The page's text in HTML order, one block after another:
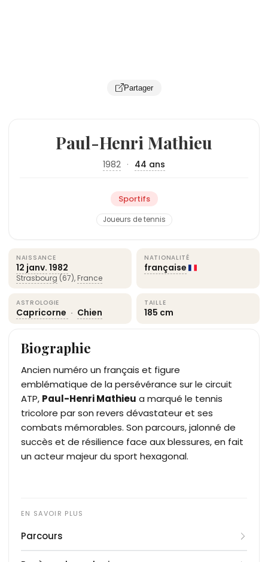
Partager
Paul-Henri Mathieu
1982 · 44 ans
Sportifs
Joueurs de tennis
NAISSANCE
12 janv. 1982
Strasbourg (67), France
NATIONALITÉ
française
ASTROLOGIE
Capricorne · Chien
TAILLE
185 cm
Biographie
Ancien numéro un français et figure
emblématique de la persévérance sur le circuit
ATP, Paul-Henri Mathieu a marqué le tennis
tricolore par son revers dévastateur et ses
combats mémorables. Son parcours, jalonné de
succès et de résilience face aux blessures, en fait
un acteur majeur du sport hexagonal.
Parcours